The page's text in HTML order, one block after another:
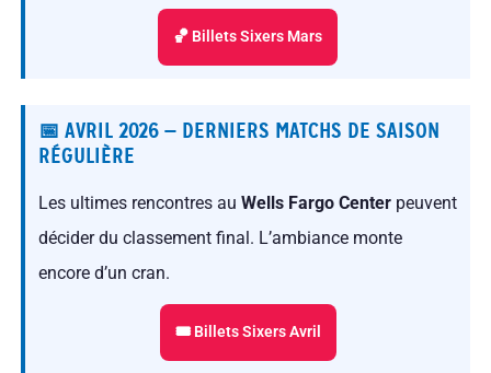
🏀 Billets Sixers Mars
📅 AVRIL 2026 — DERNIERS MATCHS DE SAISON
RÉGULIÈRE
Les ultimes rencontres au Wells Fargo Centerpeuvent
décider du classement final. L’ambiance monte
encore d’un cran.
🎟 Billets Sixers Avril